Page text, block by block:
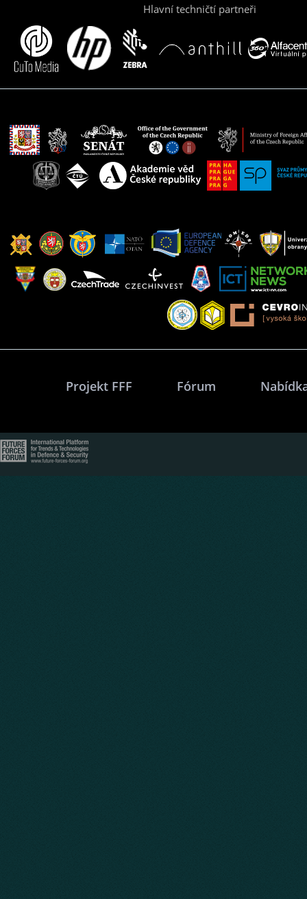
Hlavní techničtí partneři
Projekt FFF Fórum